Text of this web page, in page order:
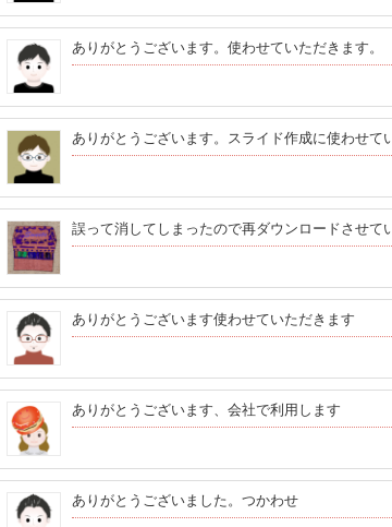
ありがとうございます。使わせていただきます。
ありがとうございます。スライド作成に使わせて
誤って消してしまったので再ダウンロードさせて
ありがとうございます使わせていただきます
ありがとうございます、会社で利用します
ありがとうございました。つかわせ